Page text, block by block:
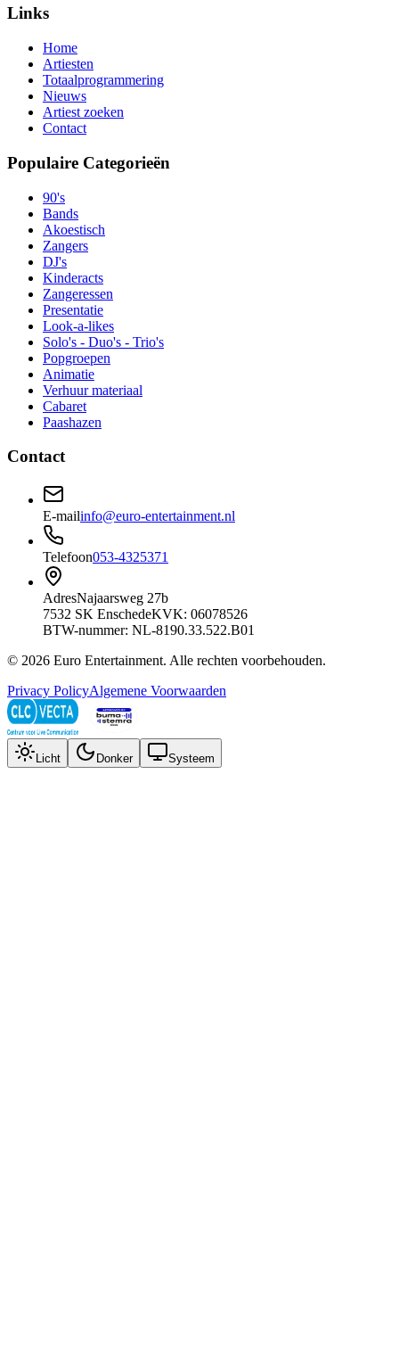
Links
Home
Artiesten
Totaalprogrammering
Nieuws
Artiest zoeken
Contact
Populaire Categorieën
90's
Bands
Akoestisch
Zangers
DJ's
Kinderacts
Zangeressen
Presentatie
Look-a-likes
Solo's - Duo's - Trio's
Popgroepen
Animatie
Verhuur materiaal
Cabaret
Paashazen
Contact
E-mailinfo@euro-entertainment.nl
Telefoon053-4325371
AdresNajaarsweg 27b
7532 SK EnschedeKVK: 06078526
BTW-nummer: NL-8190.33.522.B01
© 2026 Euro Entertainment. Alle rechten voorbehouden.
Privacy PolicyAlgemene Voorwaarden
Licht Donker Systeem